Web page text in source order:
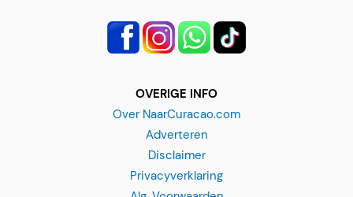
OVERIGE INFO
Over NaarCuracao.com
Adverteren
Disclaimer
Privacyverklaring
Alg. Voorwaarden